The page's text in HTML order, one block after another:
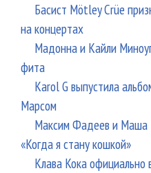
Басист Mötley Crüe
на концертах
Мадонна и Кайли
фита
Karol G выпустила
Марсом
Максим Фадеев и Маша
«Когда я стану кошкой»
Клава Кока